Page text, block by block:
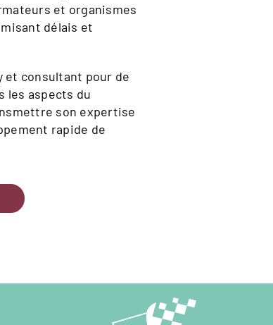
et organismes
délais et
et consultant pour de
les aspects du
son expertise
rapide de